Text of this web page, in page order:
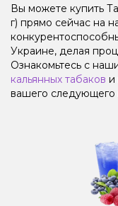
Вы можете купить
г) прямо сейчас на
Украине, делая
Ознакомьтесь с
кальянных табаков и
вашего следующего